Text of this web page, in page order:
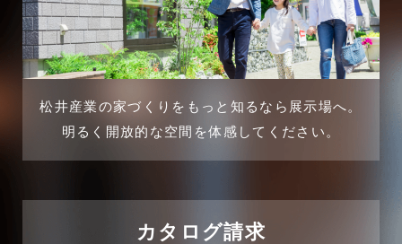
不動産の基礎知識に関するよくある質問
介護施設経営活用事例
企業誘致事例
住宅に関するよくある質問
2025年1月
2024年12月
2024年11月
2024年9月
松井産業の家づくりをもっと知るなら展示場へ。
明るく開放的な空間を体感してください。
カタログ請求